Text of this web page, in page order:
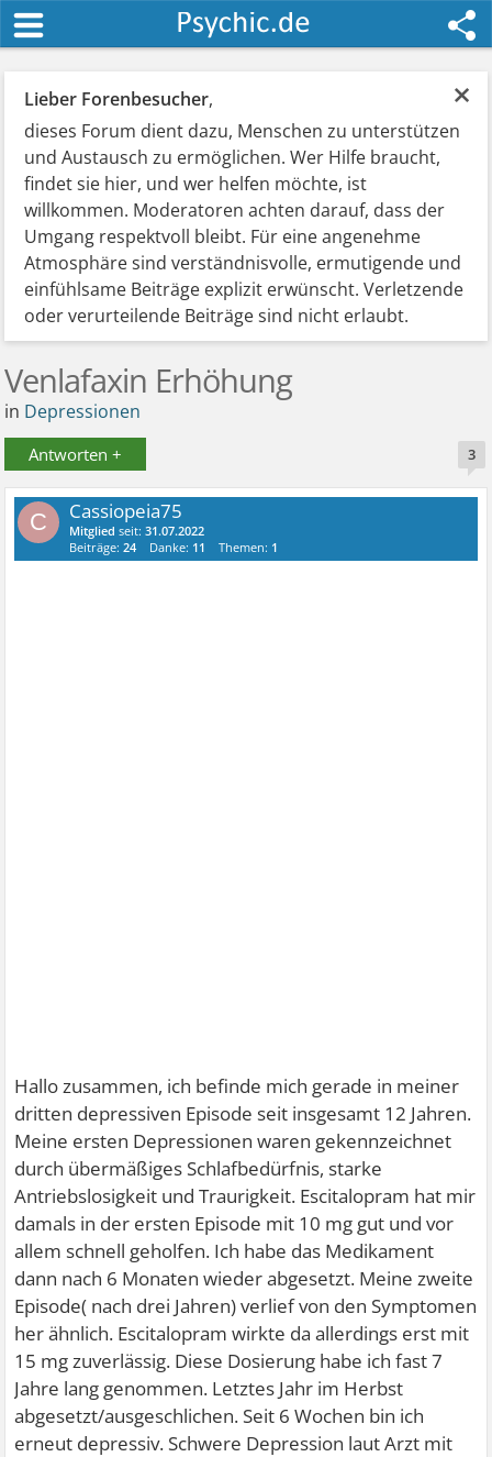
×
Lieber Forenbesucher,
dieses Forum dient dazu, Menschen zu unterstützen
und Austausch zu ermöglichen. Wer Hilfe braucht,
findet sie hier, und wer helfen möchte, ist
willkommen. Moderatoren achten darauf, dass der
Umgang respektvoll bleibt. Für eine angenehme
Atmosphäre sind verständnisvolle, ermutigende und
einfühlsame Beiträge explizit erwünscht. Verletzende
oder verurteilende Beiträge sind nicht erlaubt.
Venlafaxin Erhöhung
in Depressionen
Antworten + 3
C Cassiopeia75
Mitglied seit:31.07.2022
Beiträge:24 Danke: 11 Themen: 1
Hallo zusammen, ich befinde mich gerade in meiner
dritten depressiven Episode seit insgesamt 12 Jahren.
Meine ersten Depressionen waren gekennzeichnet
durch übermäßiges Schlafbedürfnis, starke
Antriebslosigkeit und Traurigkeit. Escitalopram hat mir
damals in der ersten Episode mit 10 mg gut und vor
allem schnell geholfen. Ich habe das Medikament
dann nach 6 Monaten wieder abgesetzt. Meine zweite
Episode( nach drei Jahren) verlief von den Symptomen
her ähnlich. Escitalopram wirkte da allerdings erst mit
15 mg zuverlässig. Diese Dosierung habe ich fast 7
Jahre lang genommen. Letztes Jahr im Herbst
abgesetzt/ausgeschlichen. Seit 6 Wochen bin ich
erneut depressiv. Schwere Depression laut Arzt mit